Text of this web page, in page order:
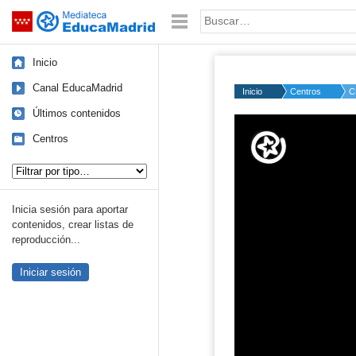
Saltar navegación Palabra o frase:
Inicio
Canal EducaMadrid
Últimos contenidos
Centros
Inicia sesión para aportar
contenidos, crear listas de
reproducción...
Iniciar sesión
Inicio Centros
50%